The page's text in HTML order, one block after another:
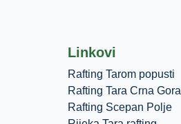
Linkovi
Rafting Tarom popusti
Rafting Tara Crna Gora
Rafting Scepan Polje